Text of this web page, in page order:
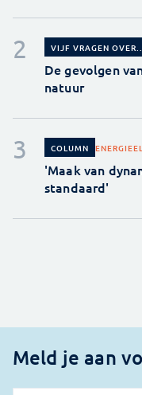
VIJF VRAGEN OVER...
De gevolgen
natuur
COLUMN ENERGIE
'Maak van
standaard'
Meld je aan